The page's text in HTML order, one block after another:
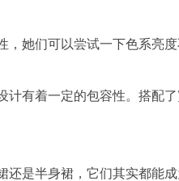
，她们可以尝试一下色系亮
计有着一定的包容性。搭配
还是半身裙，它们其实都能